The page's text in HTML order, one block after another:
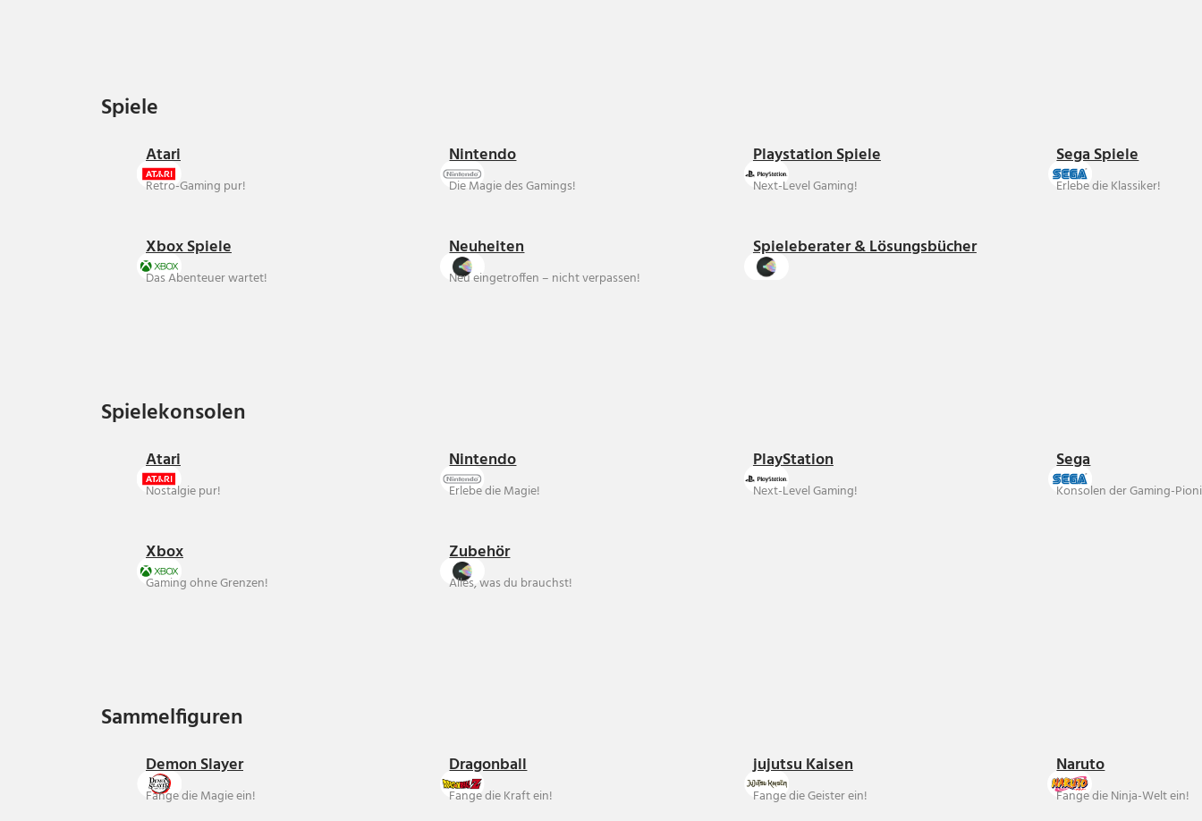
Spiele
Atari
Retro-Gaming pur!
Nintendo
Die Magie des Gamings!
Playstation Spiele
Next-Level Gaming!
Sega Spiele
Erlebe die Klassiker!
Xbox Spiele
Das Abenteuer wartet!
Neuheiten
Neu eingetroffen – nicht verpassen!
Spieleberater & Lösungsbücher
Spielekonsolen
Atari
Nostalgie pur!
Nintendo
Erlebe die Magie!
PlayStation
Next-Level Gaming!
Sega
Konsolen der Gaming-
Xbox
Gaming ohne Grenzen!
Zubehör
Alles, was du brauchst!
Sammelfiguren
Demon Slayer
Fange die Magie ein!
Dragonball
Fange die Kraft ein!
jujutsu Kaisen
Fange die Geister ein!
Naruto
Fange die Ninja-Welt ein!